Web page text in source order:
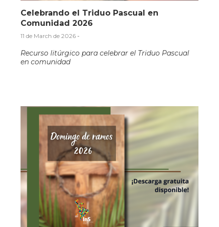
Celebrando el Triduo Pascual en
Comunidad 2026
11 de March de 2026 -
Recurso litúrgico para celebrar el Triduo Pascual
en comunidad